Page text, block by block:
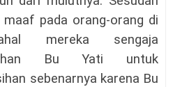
pada orang-orang di
mereka sengaja
Bu Yati untuk
sebenarnya karena Bu